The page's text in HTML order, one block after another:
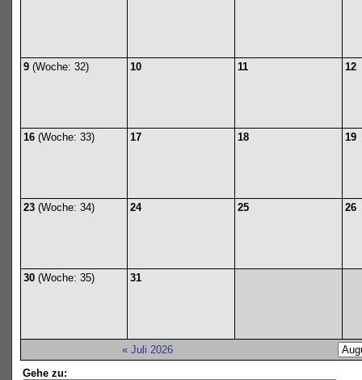
9(Woche: 32) 10 11 12
16(Woche: 33) 17 18 19
23(Woche: 34) 24 25 26
30(Woche: 35) 31
« Juli 2026
Gehe zu: